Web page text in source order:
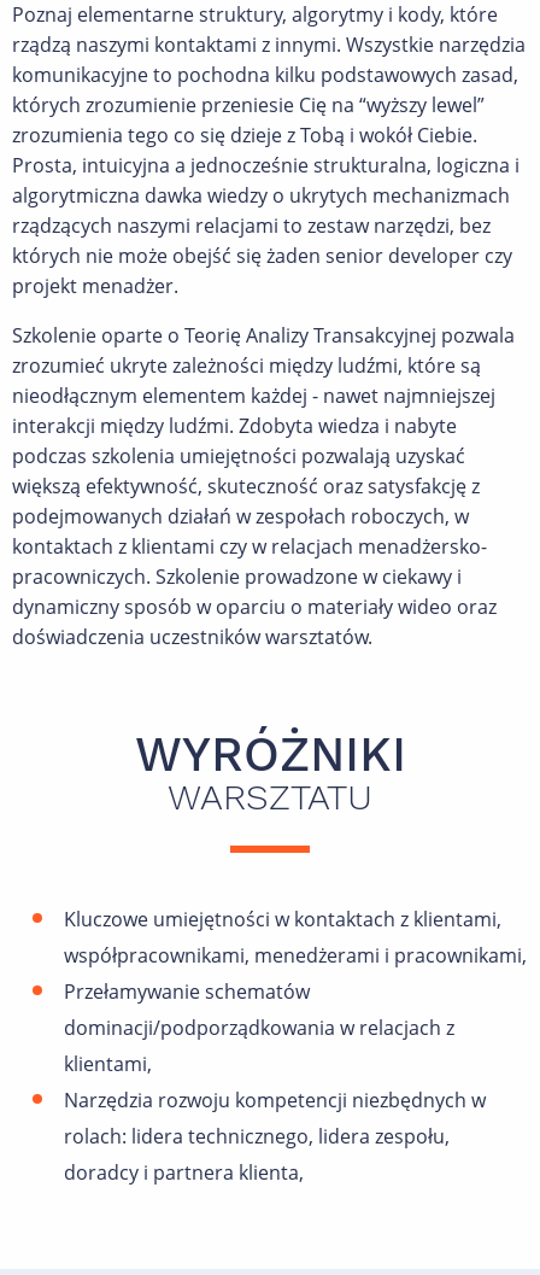
Poznaj elementarne struktury, algorytmy i kody, które
rządzą naszymi kontaktami z innymi. Wszystkie narzędzia
komunikacyjne to pochodna kilku podstawowych zasad,
których zrozumienie przeniesie Cię na “wyższy lewel”
zrozumienia tego co się dzieje z Tobą i wokół Ciebie.
Prosta, intuicyjna a jednocześnie strukturalna, logiczna i
algorytmiczna dawka wiedzy o ukrytych mechanizmach
rządzących naszymi relacjami to zestaw narzędzi, bez
których nie może obejść się żaden senior developer czy
projekt menadżer.
Szkolenie oparte o Teorię Analizy Transakcyjnej pozwala
zrozumieć ukryte zależności między ludźmi, które są
nieodłącznym elementem każdej - nawet najmniejszej
interakcji między ludźmi. Zdobyta wiedza i nabyte
podczas szkolenia umiejętności pozwalają uzyskać
większą efektywność, skuteczność oraz satysfakcję z
podejmowanych działań w zespołach roboczych, w
kontaktach z klientami czy w relacjach menadżersko-
pracowniczych. Szkolenie prowadzone w ciekawy i
dynamiczny sposób w oparciu o materiały wideo oraz
doświadczenia uczestników warsztatów.
WYRÓŻNIKI
WARSZTATU
Kluczowe umiejętności w kontaktach z klientami,
współpracownikami, menedżerami i pracownikami,
Przełamywanie schematów
dominacji/podporządkowania w relacjach z
klientami,
Narzędzia rozwoju kompetencji niezbędnych w
rolach: lidera technicznego, lidera zespołu,
doradcy i partnera klienta,